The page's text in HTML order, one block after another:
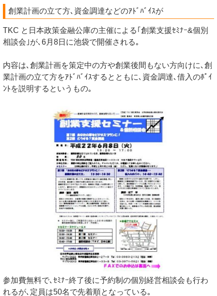
創業計画の立て方､資金調達などのｱﾄﾞﾊﾞｲｽが
TKC と日本政策金融公庫の主催による｢創業支援ｾﾐﾅｰ&個別
相談会｣が､6月8日に池袋で開催される｡
内容は､創業計画を策定中の方や創業後間もない方向けに､創
業計画の立て方をｱﾄﾞﾊﾞｲｽするとともに､資金調達､借入のﾎﾟｲ
ﾝﾄを説明するというもの｡
参加費無料で､ｾﾐﾅｰ終了後に予約制の個別経営相談会も行わ
れるが､定員は50名で先着順となっている｡